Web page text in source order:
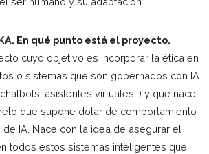
En qué punto está el proyecto.
cuyo objetivo es incorporar la ética en
o sistemas que son gobernados con IA
asistentes virtuales…) y que nace
que supone dotar de comportamiento
IA. Nace con la idea de asegurar el
todos estos sistemas inteligentes que